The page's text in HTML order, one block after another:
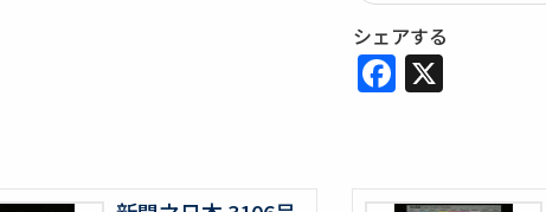
シェアする
Facebook
X